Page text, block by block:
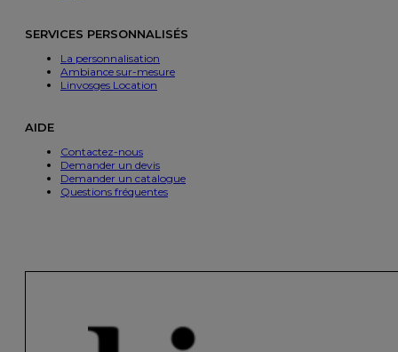
SERVICES PERSONNALISÉS
La personnalisation
Ambiance sur-mesure
Linvosges Location
AIDE
Contactez-nous
Demander un devis
Demander un catalogue
Questions fréquentes